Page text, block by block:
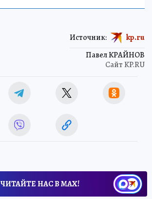
Павел КРАЙНОВ
Сайт KP.RU
Источник: kp.ru
ЧИТАЙТЕ НАС В МАХ!